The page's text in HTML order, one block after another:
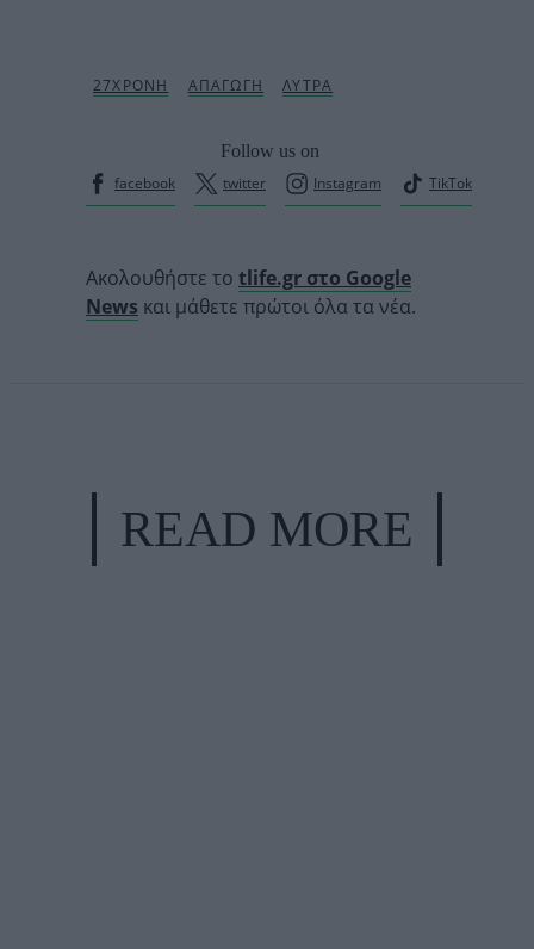
Follow us on
facebook
twitter Instagram TikTok
Ακολουθήστε το tlife.gr στο Google
News και μάθετε πρώτοι όλα τα νέα.
READ MORE